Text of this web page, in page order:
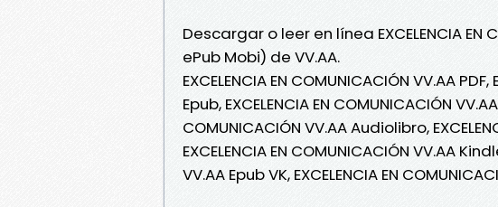
Descargar o leer en línea EXCELENCIA EN
ePub Mobi) de VV.AA.
EXCELENCIA EN COMUNICACIÓN VV.AA
Epub, EXCELENCIA EN COMUNICACIÓN
COMUNICACIÓN VV.AA Audiolibro,
EXCELENCIA EN COMUNICACIÓN VV.AA
VV.AA Epub VK, EXCELENCIA EN